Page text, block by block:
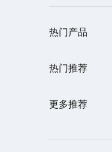
热门产品
热门推荐
更多推荐